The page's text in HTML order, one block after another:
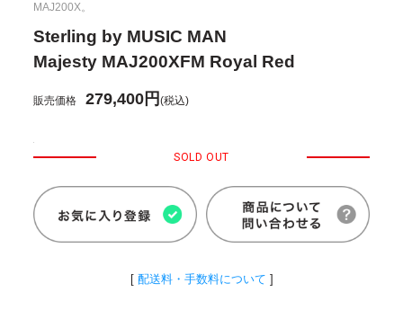
MAJ200X。
Sterling by MUSIC MAN
Majesty MAJ200XFM Royal Red
販売価格 279,400円(税込)
SOLD OUT
[ 配送料・手数料について ]